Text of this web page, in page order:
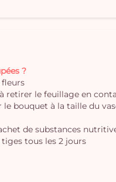
?
fleurs
retirer le feuillage en
bouquet à la taille du
de substances
tous les 2 jours